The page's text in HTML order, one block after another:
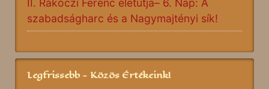
II. Rákóczi Ferenc életútja– 6. Nap: A
szabadságharc és a Nagymajtényi sík!
Legfrissebb - Közös Értékeink!